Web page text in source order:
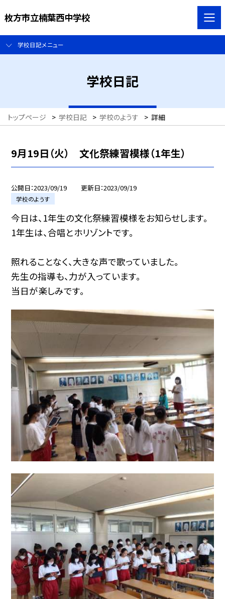
枚方市立楠葉西中学校
学校日記メニュー
学校日記
トップページ > 学校日記 > 学校のようす > 詳細
9月19日（火） 文化祭練習模様（1年生）
公開日 2023/09/19 更新日 2023/09/19
学校のようす
今日は、1年生の文化祭練習模様をお知らせします。
1年生は、合唱とホリゾントです。
照れることなく、大きな声で歌っていました。
先生の指導も、力が入っています。
当日が楽しみです。